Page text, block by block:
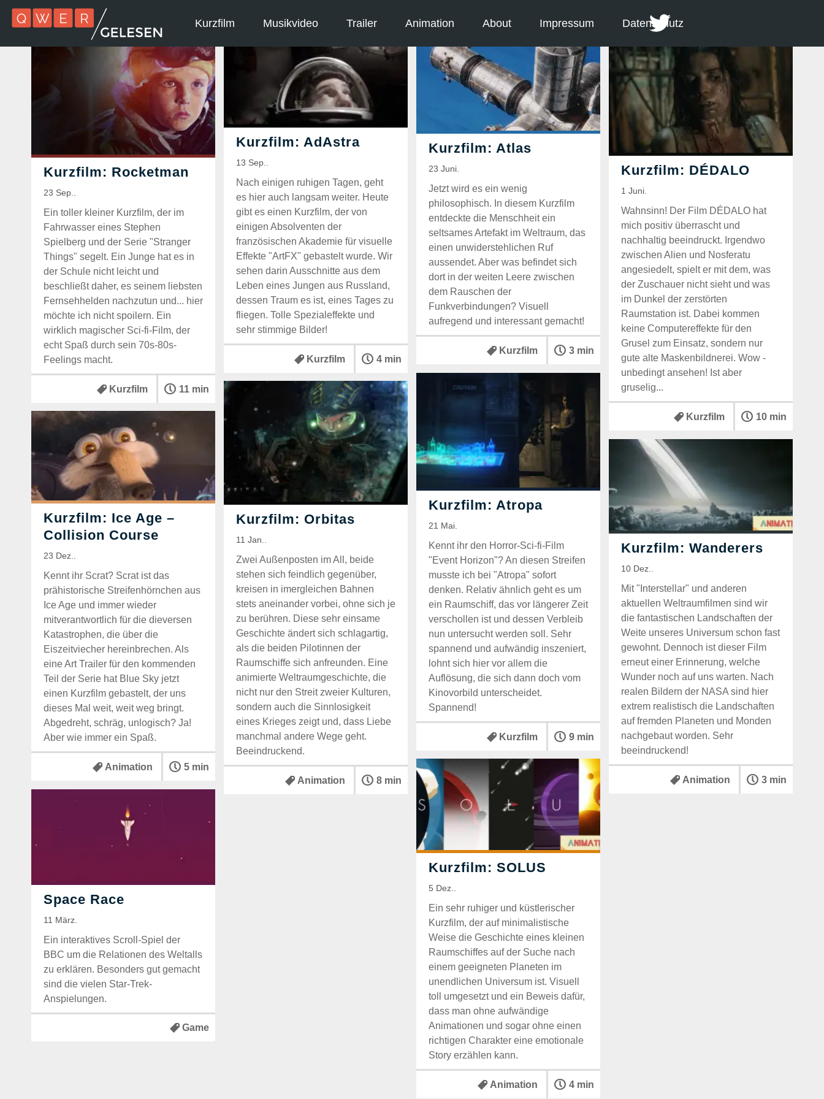
Kurzfilm Musikvideo Trailer Animation About Impressum Datenschutz
Ein toller kleiner Kurzfilm, der im
Fahrwasser eines Stephen
Spielberg und der Serie "Stranger
Things" segelt. Ein Junge hat es in
der Schule nicht leicht und
beschließt daher, es seinem liebsten
Fernsehhelden nachzutun und... hier
möchte ich nicht spoilern. Ein
wirklich magischer Sci-fi-Film, der
echt Spaß durch sein 70s-80s-
Feelings macht.
Kurzfilm 11 min
Nach einigen ruhigen Tagen, geht
es hier auch langsam weiter. Heute
gibt es einen Kurzfilm, der von
einigen Absolventen der
französischen Akademie für visuelle
Effekte "ArtFX" gebastelt wurde. Wir
sehen darin Ausschnitte aus dem
Leben eines Jungen aus Russland,
dessen Traum es ist, eines Tages zu
fliegen. Tolle Spezialeffekte und
sehr stimmige Bilder!
Kurzfilm 4 min
Jetzt wird es ein wenig
philosophisch. In diesem Kurzfilm
entdeckte die Menschheit ein
seltsames Artefakt im Weltraum, das
einen unwiderstehlichen Ruf
aussendet. Aber was befindet sich
dort in der weiten Leere zwischen
dem Rauschen der
Funkverbindungen? Visuell
aufregend und interessant gemacht!
Kurzfilm 3 min
Wahnsinn! Der Film DÉDALO hat
mich positiv überrascht und
nachhaltig beeindruckt. Irgendwo
zwischen Alien und Nosferatu
angesiedelt, spielt er mit dem, was
der Zuschauer nicht sieht und was
im Dunkel der zerstörten
Raumstation ist. Dabei kommen
keine Computereffekte für den
Grusel zum Einsatz, sondern nur
gute alte Maskenbildnerei. Wow -
unbedingt ansehen! Ist aber
gruselig...
Kurzfilm 10 min
Kennt ihr den Horror-Sci-fi-Film
"Event Horizon"? An diesen Streifen
musste ich bei "Atropa" sofort
denken. Relativ ähnlich geht es um
ein Raumschiff, das vor längerer Zeit
verschollen ist und dessen Verbleib
nun untersucht werden soll. Sehr
spannend und aufwändig inszeniert,
lohnt sich hier vor allem die
Auflösung, die sich dann doch vom
Kinovorbild unterscheidet.
Spannend!
Kurzfilm 9 min
Zwei Außenposten im All, beide
stehen sich feindlich gegenüber,
kreisen in imergleichen Bahnen
stets aneinander vorbei, ohne sich je
zu berühren. Diese sehr einsame
Geschichte ändert sich schlagartig,
als die beiden Pilotinnen der
Raumschiffe sich anfreunden. Eine
animierte Weltraumgeschichte, die
nicht nur den Streit zweier Kulturen,
sondern auch die Sinnlosigkeit
eines Krieges zeigt und, dass Liebe
manchmal andere Wege geht.
Beeindruckend.
Animation 8 min
Kennt ihr Scrat? Scrat ist das
prähistorische Streifenhörnchen aus
Ice Age und immer wieder
mitverantwortlich für die dieversen
Katastrophen, die über die
Eiszeitviecher hereinbrechen. Als
eine Art Trailer für den kommenden
Teil der Serie hat Blue Sky jetzt
einen Kurzfilm gebastelt, der uns
dieses Mal weit, weit weg bringt.
Abgedreht, schräg, unlogisch? Ja!
Aber wie immer ein Spaß.
Animation 5 min
Mit "Interstellar" und anderen
aktuellen Weltraumfilmen sind wir
die fantastischen Landschaften der
Weite unseres Universum schon fast
gewohnt. Dennoch ist dieser Film
erneut einer Erinnerung, welche
Wunder noch auf uns warten. Nach
realen Bildern der NASA sind hier
extrem realistisch die Landschaften
auf fremden Planeten und Monden
nachgebaut worden. Sehr
beeindruckend!
Animation 3 min
Ein sehr ruhiger und küstlerischer
Kurzfilm, der auf minimalistische
Weise die Geschichte eines kleinen
Raumschiffes auf der Suche nach
einem geeigneten Planeten im
unendlichen Universum ist. Visuell
toll umgesetzt und ein Beweis dafür,
dass man ohne aufwändige
Animationen und sogar ohne einen
richtigen Charakter eine emotionale
Story erzählen kann.
Animation 4 min
Ein interaktives Scroll-Spiel der
BBC um die Relationen des Weltalls
zu erklären. Besonders gut gemacht
sind die vielen Star-Trek-
Anspielungen.
Game